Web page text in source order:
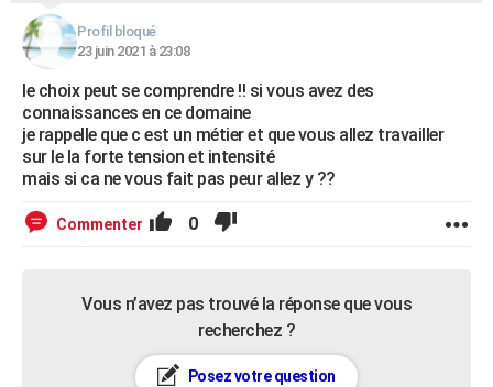
Profil bloqué
23 juin 2021 à 23:08
le choix peut se comprendre !! si vous avez des
connaissances en ce domaine
je rappelle que c est un métier et que vous allez travailler
sur le la forte tension et intensité
mais si ca ne vous fait pas peur allez y ??
Commenter 0
Vous n’avez pas trouvé la réponse que vous
recherchez ?
Posez votre question